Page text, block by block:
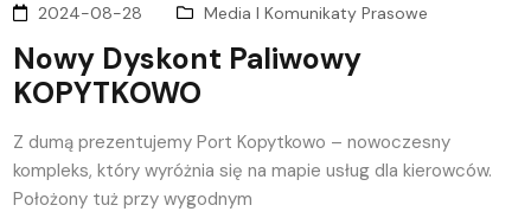
2024-08-28 Media I Komunikaty Prasowe
Nowy Dyskont Paliwowy
KOPYTKOWO
Z dumą prezentujemy Port Kopytkowo – nowoczesny
kompleks, który wyróżnia się na mapie usług dla kierowców.
Położony tuż przy wygodnym